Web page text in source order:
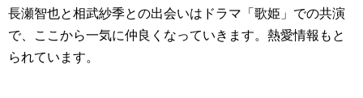
長瀬智也と相武紗季との出会いはドラマ「歌姫」での共演
で、ここから一気に仲良くなっていきます。熱愛情報もと
られています。